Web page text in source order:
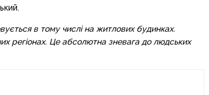
в тому числі на житлових будинках.
регіонах. Це абсолютна зневага до людських